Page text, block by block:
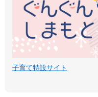
子育て特設サイト